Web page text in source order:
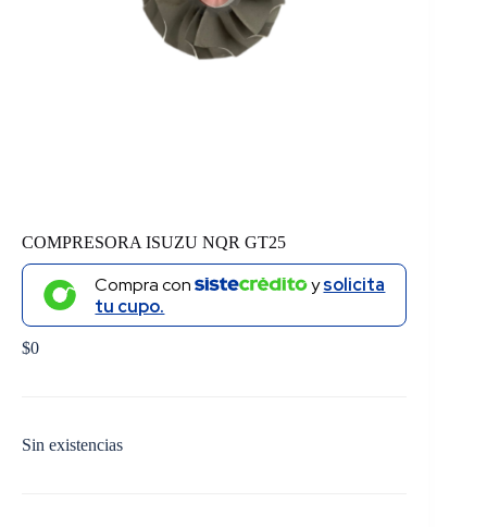
COMPRESORA ISUZU NQR GT25
Compra con ysolicita
tu cupo.
$0
Sin existencias